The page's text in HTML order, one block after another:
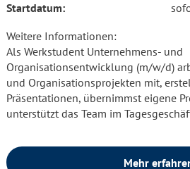
Startdatum:
Weitere Informationen:
Als Werkstudent Unternehmens- und
Organisationsentwicklung (m/w/d)
und Organisationsprojekten mit,
Präsentationen, übernimmst eigene
unterstützt das Team im
Mehr